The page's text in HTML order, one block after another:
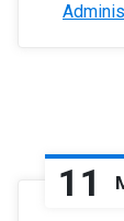
11